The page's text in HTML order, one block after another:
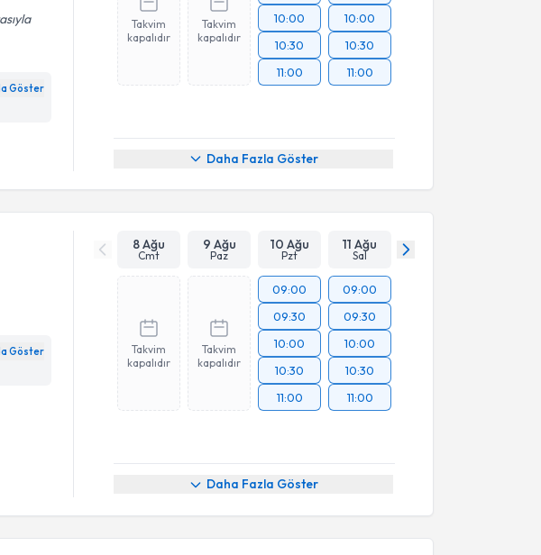
Göster
Takvim
kapalıdır
Takvim
kapalıdır
10:00
10:30
11:00
10:00
10:30
11:00
Daha Fazla Göster
Göster
8 Ağu
Cmt
9 Ağu
Paz
10 Ağu
Pzt
11 Ağu
Sal
Takvim
kapalıdır
Takvim
kapalıdır
09:00
09:30
10:00
10:30
11:00
09:00
09:30
10:00
10:30
11:00
Daha Fazla Göster